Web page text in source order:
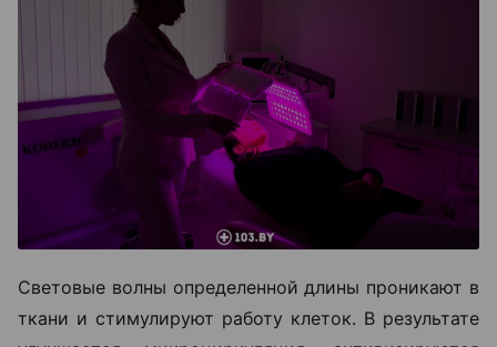
Световые волны определенной длины проникают в
ткани и стимулируют работу клеток. В результате